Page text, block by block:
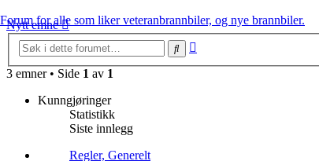
Forum for alle som liker veteranbrannbiler, og nye brannbiler.
Nytt emne
Søk
3 emner • Side 1 av 1
Kunngjøringer
Statistikk
Siste innlegg
Regler, Generelt